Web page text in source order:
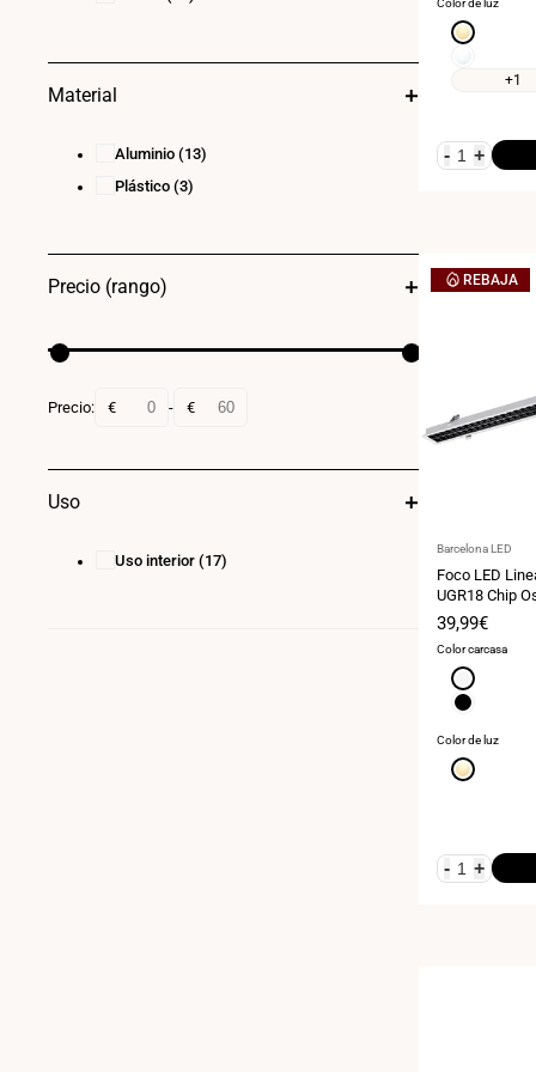
Color de luz
Blanco
+1
- +
REBAJA
Proveedor:
Barcelona LED
Foco LED
UGR18 Chip
Precio
de
venta
39,99€
Color carcasa
Blanco
Negro
Color de luz
Blanco
- +
Material
Aluminio (13)
Plástico (3)
Precio (rango)
Precio: € - €
Uso
Uso interior (17)